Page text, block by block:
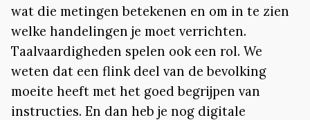
wat die metingen betekenen en om in te zien
welke handelingen je moet verrichten.
Taalvaardigheden spelen ook een rol. We
weten dat een flink deel van de bevolking
moeite heeft met het goed begrijpen van
instructies. En dan heb je nog digitale